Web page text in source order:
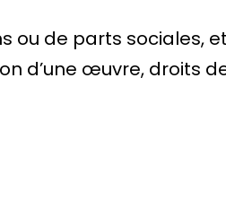
ou de parts sociales,
d’une œuvre, droits